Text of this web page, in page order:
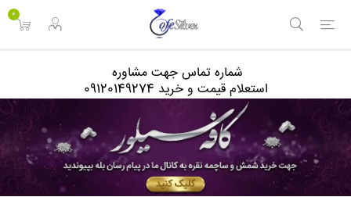
0
شماره تماس جهت مشاوره
استعلام قیمت و خرید 09120149274